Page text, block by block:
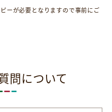
ーが必要となりますので事前にご
問について